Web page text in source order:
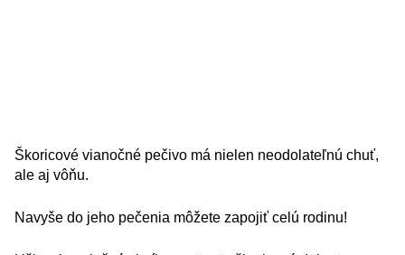
Škoricové vianočné pečivo má nielen neodolateľnú chuť,
ale aj vôňu.
Navyše do jeho pečenia môžete zapojiť celú rodinu!